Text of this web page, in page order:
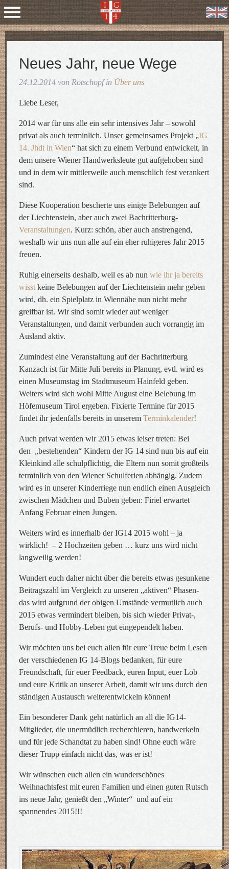
Neues Jahr, neue Wege
24.12.2014 von Rotschopf in Über uns
Liebe Leser,
2014 war für uns alle ein sehr intensives Jahr – sowohl
privat als auch terminlich. Unser gemeinsames Projekt „IG
14. Jhdt in Wien“ hat sich zu einem Verbund entwickelt, in
dem unsere Wiener Handwerksleute gut aufgehoben sind
und in dem wir mittlerweile auch menschlich fest verankert
sind.
Diese Kooperation bescherte uns einige Belebungen auf
der Liechtenstein, aber auch zwei Bachritterburg-
Veranstaltungen. Kurz: schön, aber auch anstrengend,
weshalb wir uns nun alle auf ein eher ruhigeres Jahr 2015
freuen.
Ruhig einerseits deshalb, weil es ab nun wie ihr ja bereits
wisst keine Belebungen auf der Liechtenstein mehr geben
wird, dh. ein Spielplatz in Wiennähe nun nicht mehr
greifbar ist. Wir sind somit wieder auf weniger
Veranstaltungen, und damit verbunden auch vorrangig im
Ausland aktiv.
Zumindest eine Veranstaltung auf der Bachritterburg
Kanzach ist für Mitte Juli bereits in Planung, evtl. wird es
einen Museumstag im Stadtmuseum Hainfeld geben.
Weiters wird sich wohl Mitte August eine Belebung im
Höfemuseum Tirol ergeben. Fixierte Termine für 2015
findet ihr jedenfalls bereits in unserem Terminkalender!
Auch privat werden wir 2015 etwas leiser treten: Bei
den „bestehenden“ Kindern der IG 14 sind nun bis auf ein
Kleinkind alle schulpflichtig, die Eltern nun somit großteils
terminlich von den Wiener Schulferien abhängig. Zudem
wird es in unserer Kinderriege nun endlich einen Ausgleich
zwischen Mädchen und Buben geben: Firiel erwartet
Anfang Februar einen Jungen.
Weiters wird es innerhalb der IG14 2015 wohl – ja
wirklich! – 2 Hochzeiten geben … kurz uns wird nicht
langweilig werden!
Wundert euch daher nicht über die bereits etwas gesunkene
Beitragszahl im Vergleich zu unseren „aktiven“ Phasen-
das wird aufgrund der obigen Umstände vermutlich auch
2015 etwas vermindert bleiben, bis sich wieder Privat-,
Berufs- und Hobby-Leben gut eingependelt haben.
Wir möchten uns bei euch allen für eure Treue beim Lesen
der verschiedenen IG 14-Blogs bedanken, für eure
Freundschaft, für euer Feedback, euren Input, euer Lob
und eure Kritik an unserer Arbeit, damit wir uns durch den
ständigen Austausch weiterentwickeln können!
Ein besonderer Dank geht natürlich an all die IG14-
Mitglieder, die unermüdlich recherchieren, handwerkeln
und für jede Schandtat zu haben sind! Ohne euch wäre
dieser Trupp einfach nicht das, was er ist!
Wir wünschen euch allen ein wunderschönes
Weihnachtsfest mit euren Familien und einen guten Rutsch
ins neue Jahr, genießt den „Winter“ und auf ein
spannendes 2015!!!